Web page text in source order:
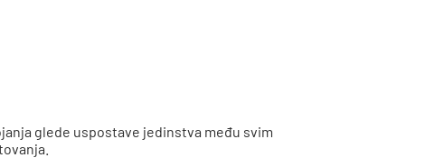
glede uspostave jedinstva među svim